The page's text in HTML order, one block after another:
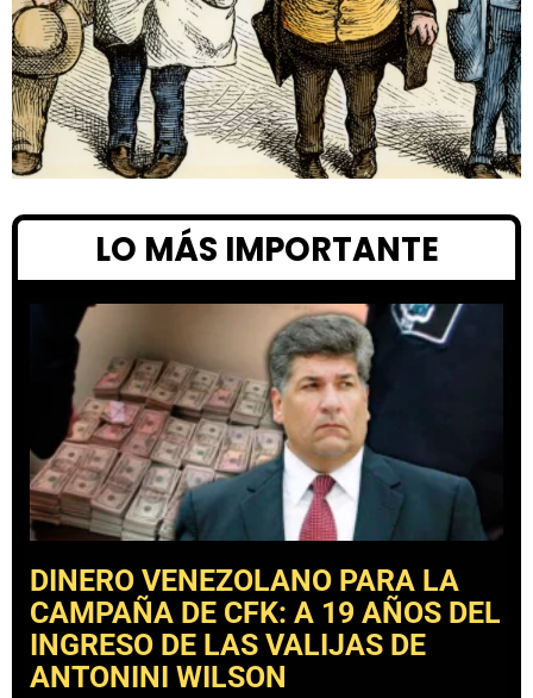
LO MÁS IMPORTANTE
DINERO VENEZOLANO PARA LA
CAMPAÑA DE CFK: A 19 AÑOS DEL
INGRESO DE LAS VALIJAS DE
ANTONINI WILSON